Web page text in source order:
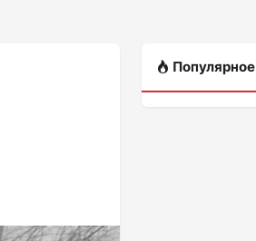
Популярное